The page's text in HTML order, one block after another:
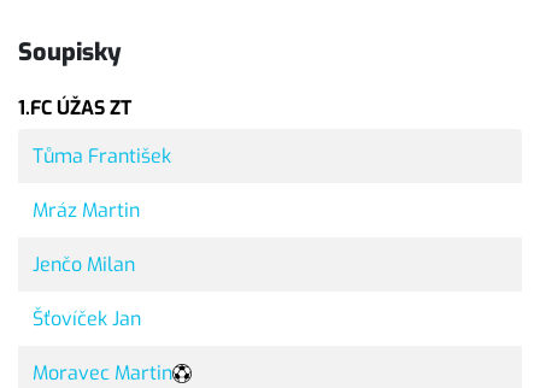
Soupisky
1.FC ÚŽAS ZT
Tůma František
Mráz Martin
Jenčo Milan
Šťovíček Jan
Moravec Martin